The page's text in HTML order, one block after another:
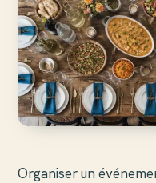
Organiser un